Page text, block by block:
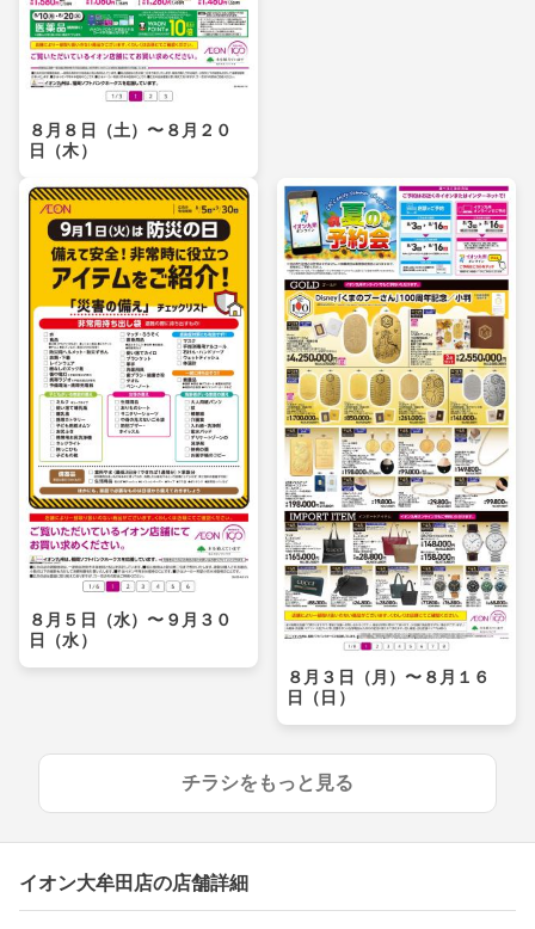
８月８日（土）〜８月２０
日（木）
８月５日（水）〜９月３０
日（水）
８月３日（月）〜８月１６
日（日）
チラシをもっと見る
イオン大牟田店の店舗詳細